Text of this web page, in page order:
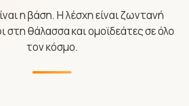
η βάση. Η λέσχη είναι ζωντανή
στη θάλασσα και ομοϊδεάτες σε όλο
τον κόσμο.